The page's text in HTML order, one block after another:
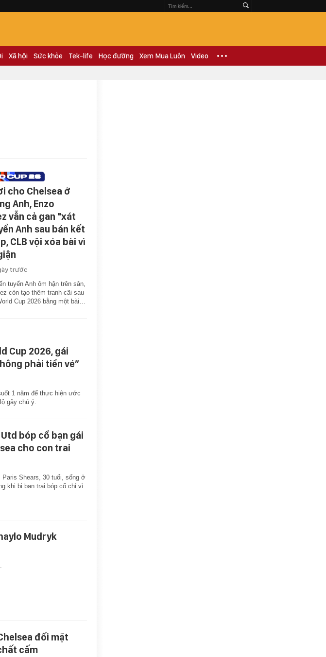
Xã hội Sức khỏe Tek-life Học đường Xem Mua Luôn Video
cho Chelsea ở
Anh, Enzo
vẫn cả gan "xát
Anh sau bán kết
CLB vội xóa bài vì
trước
tuyển Anh ôm hận trên sân,
còn tạo thêm tranh cãi sau
Cup 2026 bằng một bài…
Cup 2026, gái
phải tiền vé”
1 năm để thực hiện ước
gây chú ý.
bóp cổ bạn gái
cho con trai
Shears, 30 tuổi, sống ở
khi bị bạn trai bóp cổ chỉ vì
Mudryk
đối mặt
cấm